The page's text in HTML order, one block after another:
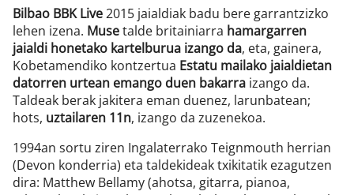
Bilbao BBK Live2015 jaialdiak badu bere garrantzizko
lehen izena. Musetalde britainiarra hamargarren
jaialdi honetako kartelburua izango da, eta, gainera,
Kobetamendiko kontzertua Estatu mailako jaialdietan
datorren urtean emango duen bakarra izango da.
Taldeak berak jakitera eman duenez, larunbatean;
hots, uztailaren 11n, izango da zuzenekoa.
1994an sortu ziren Ingalaterrako Teignmouth herrian
(Devon konderria) eta taldekideak txikitatik ezagutzen
dira: Matthew Bellamy (ahotsa, gitarra, pianoa,